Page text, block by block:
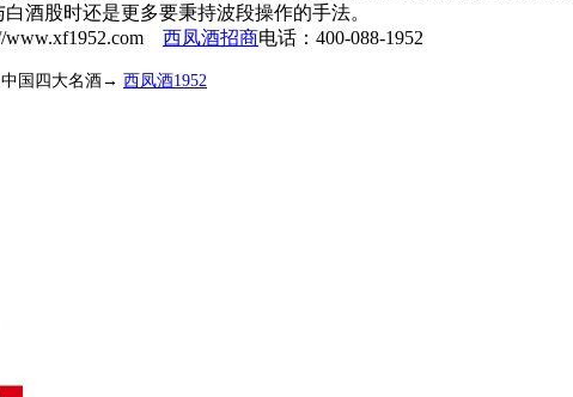
酒股时还是更多要秉持波段操作的手法。
西凤酒招商电话：400-088-1952
国四大名酒→ 西凤酒1952